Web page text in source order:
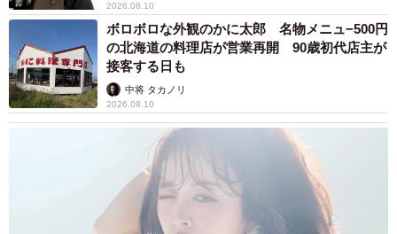
2026.08.10
ボロボロな外観のかに太郎 名物メニュ−500円
の北海道の料理店が営業再開 90歳初代店主が
接客する日も
中将 タカノリ
2026.08.10